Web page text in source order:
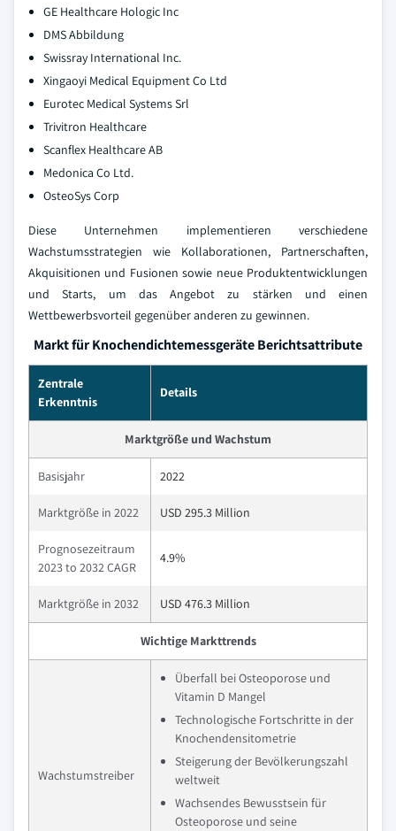
GE Healthcare Hologic Inc
DMS Abbildung
Swissray International Inc.
Xingaoyi Medical Equipment Co Ltd
Eurotec Medical Systems Srl
Trivitron Healthcare
Scanflex Healthcare AB
Medonica Co Ltd.
OsteoSys Corp
Diese Unternehmen implementieren verschiedene
Wachstumsstrategien wie Kollaborationen, Partnerschaften,
Akquisitionen und Fusionen sowie neue Produktentwicklungen
und Starts, um das Angebot zu stärken und einen
Wettbewerbsvorteil gegenüber anderen zu gewinnen.
Markt für Knochendichtemessgeräte Berichtsattribute
Zentrale
Erkenntnis
Details
Marktgröße und Wachstum
Basisjahr 2022
Marktgröße in 2022 USD 295.3 Million
Prognosezeitraum
2023 to 2032 CAGR
4.9%
Marktgröße in 2032 USD 476.3 Million
Wichtige Markttrends
Wachstumstreiber
Überfall bei Osteoporose und
Vitamin D Mangel
Technologische Fortschritte in der
Knochendensitometrie
Steigerung der Bevölkerungszahl
weltweit
Wachsendes Bewusstsein für
Osteoporose und seine